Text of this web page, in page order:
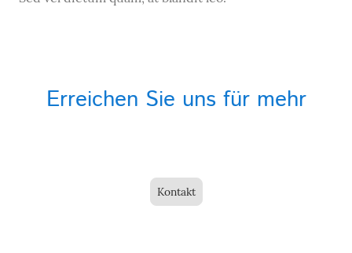
Erreichen Sie uns für mehr
Kontakt